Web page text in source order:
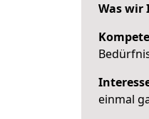
Was wir
einmal